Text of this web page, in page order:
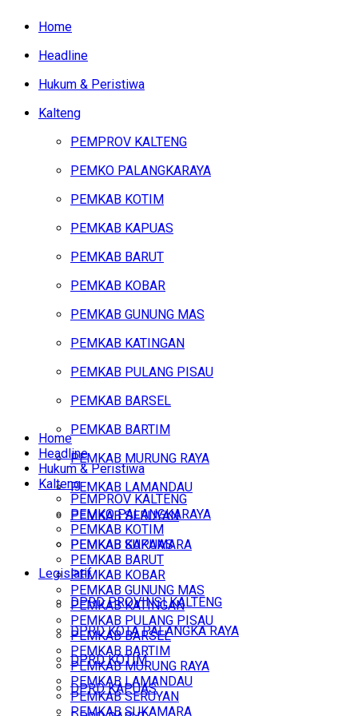
Home
Headline
Hukum & Peristiwa
Kalteng
PEMPROV KALTENG
PEMKO PALANGKARAYA
PEMKAB KOTIM
PEMKAB KAPUAS
PEMKAB BARUT
PEMKAB KOBAR
PEMKAB GUNUNG MAS
PEMKAB KATINGAN
PEMKAB PULANG PISAU
PEMKAB BARSEL
PEMKAB BARTIM
PEMKAB MURUNG RAYA
PEMKAB LAMANDAU
PEMKAB SERUYAN
PEMKAB SUKAMARA
Legislatif
DPRD PROVINSI KALTENG
DPRD KOTA PALANGKA RAYA
DPRD KOTIM
DPRD KAPUAS
Home
Headline
Hukum & Peristiwa
Kalteng
PEMPROV KALTENG
PEMKO PALANGKARAYA
PEMKAB KOTIM
PEMKAB KAPUAS
PEMKAB BARUT
PEMKAB KOBAR
PEMKAB GUNUNG MAS
PEMKAB KATINGAN
PEMKAB PULANG PISAU
PEMKAB BARSEL
PEMKAB BARTIM
PEMKAB MURUNG RAYA
PEMKAB LAMANDAU
PEMKAB SERUYAN
PEMKAB SUKAMARA